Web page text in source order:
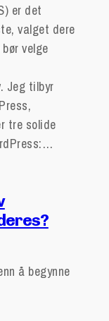
er det
valget dere
velge
Jeg tilbyr
tre solide
å begynne